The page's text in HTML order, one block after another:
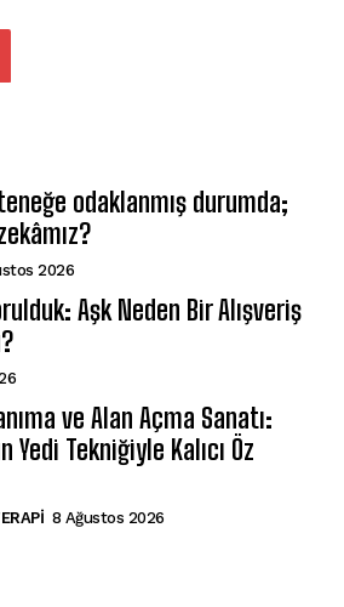
odaklanmış durumda;
2026
Aşk Neden Bir Alışveriş
ve Alan Açma Sanatı:
Tekniğiyle Kalıcı Öz
8 Ağustos 2026